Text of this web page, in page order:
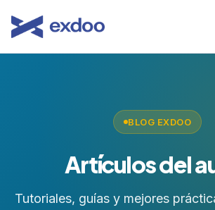
BLOG EXDOO
Artículos del
Tutoriales, guías y mejores